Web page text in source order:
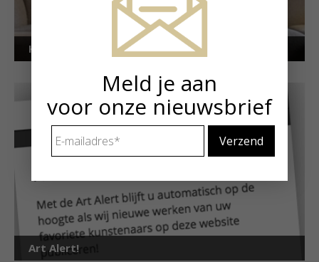
Kunstuitleen voor particulieren
Art Alert!
Meld je aan
voor onze nieuwsbrief
mailadres *